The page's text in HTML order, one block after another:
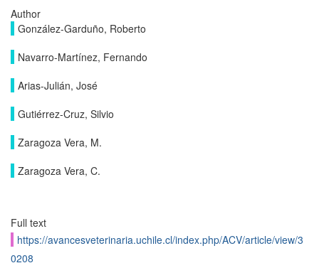
Author
González-Garduño, Roberto
Navarro-Martínez, Fernando
Arias-Julián, José
Gutiérrez-Cruz, Silvio
Zaragoza Vera, M.
Zaragoza Vera, C.
Full text
https://avancesveterinaria.uchile.cl/index.php/ACV/article/view/3
0208